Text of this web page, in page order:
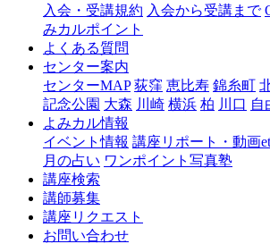
入会・受講規約 入会から受講まで
みカルポイント
よくある質問
センター案内
センターMAP 荻窪 恵比寿 錦糸町
記念公園 大森 川崎 横浜 柏 川口 自
よみカル情報
イベント情報 講座リポート・動画
月の占い ワンポイント写真塾
講座検索
講師募集
講座リクエスト
お問い合わせ